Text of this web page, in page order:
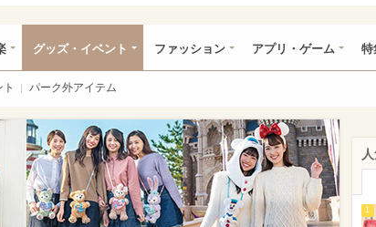
グッズ・イベント ファッション アプリ・ゲーム 特
パーク外アイテム
1